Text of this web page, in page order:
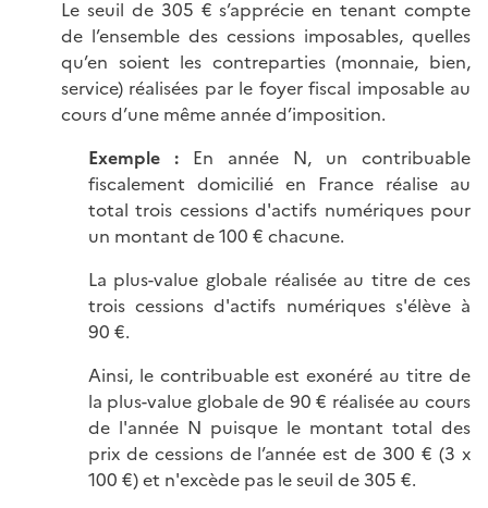
Le seuil de 305 € s’apprécie en tenant compte
de l’ensemble des cessions imposables, quelles
qu’en soient les contreparties (monnaie, bien,
service) réalisées par le foyer fiscal imposable au
cours d’une même année d’imposition.
Exemple :En année N, un contribuable
fiscalement domicilié en France réalise au
total trois cessions d'actifs numériques pour
un montant de 100 € chacune.
La plus-value globale réalisée au titre de ces
trois cessions d'actifs numériques s'élève à
90 €.
Ainsi, le contribuable est exonéré au titre de
la plus-value globale de 90 € réalisée au cours
de l'année N puisque le montant total des
prix de cessions de l’année est de 300 € (3 x
100 €) et n'excède pas le seuil de 305 €.